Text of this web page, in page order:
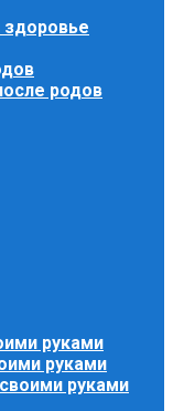
здоровье
родов
руками
руками
руками